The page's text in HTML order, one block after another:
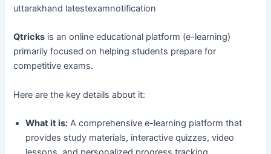
uttarakhand latestexamnotification
Qtricks is an online educational platform (e-learning)
primarily focused on helping students prepare for
competitive exams.
Here are the key details about it:
What it is: A comprehensive e-learning platform that
provides study materials, interactive quizzes, video